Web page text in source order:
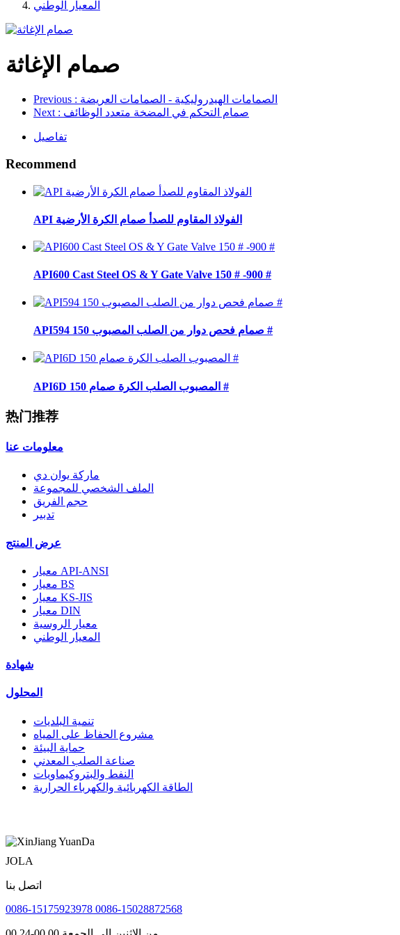
المعيار الوطني
صمام الإغاثة
Previous
: الصمامات الهيدروليكية - الصمامات العريضة
Next
: صمام التحكم في المضخة متعدد الوظائف
تفاصيل
Recommend
API الفولاذ المقاوم للصدأ صمام الكرة الأرضية
API600 Cast Steel OS & Y Gate Valve 150 # -900 #
API594 صمام فحص دوار من الصلب المصبوب 150 #
API6D المصبوب الصلب الكرة صمام 150 #
热门推荐
معلومات عنا
ماركة يوان دي
الملف الشخصي للمجموعة
حجم الفريق
تدبير
عرض المنتج
معيار API-ANSI
معيار BS
معيار KS-JIS
معيار DIN
معيار الروسية
المعيار الوطني
شهادة
المحلول
تنمية البلديات
مشروع الحفاظ على المياه
حماية البيئة
صناعة الصلب المعدني
النفط والبتروكيماويات
الطاقة الكهربائية والكهرباء الحرارية
JOLA
اتصل بنا
0086-15175923978 0086-15028872568